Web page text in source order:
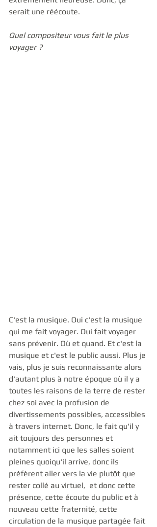
serait une réécoute.
Quel compositeur vous fait le plus
voyager ?
C'est la musique. Oui c'est la musique
qui me fait voyager. Qui fait voyager
sans prévenir. Où et quand. Et c'est la
musique et c'est le public aussi. Plus je
vais, plus je suis reconnaissante alors
d'autant plus à notre époque où il y a
toutes les raisons de la terre de rester
chez soi avec la profusion de
divertissements possibles, accessibles
à travers internet. Donc, le fait qu'il y
ait toujours des personnes et
notamment ici que les salles soient
pleines quoiqu'il arrive, donc ils
préfèrent aller vers la vie plutôt que
rester collé au virtuel,  et donc cette
présence, cette écoute du public et à
nouveau cette fraternité, cette
circulation de la musique partagée fait